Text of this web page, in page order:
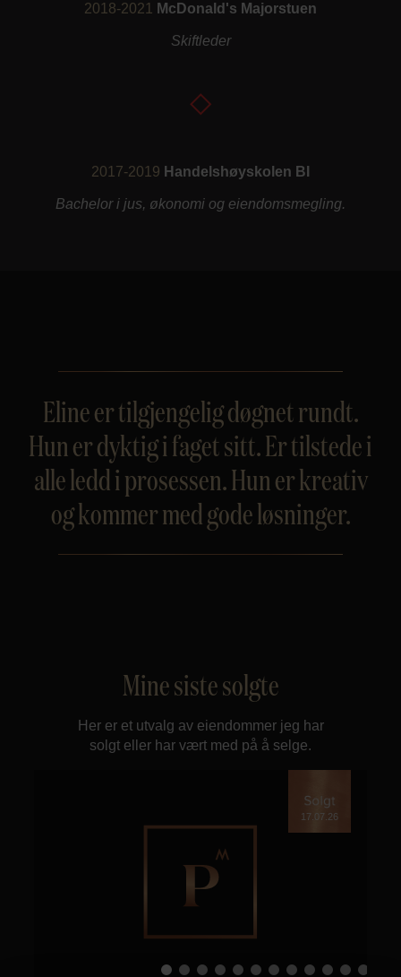
2018-2021 McDonald's Majorstuen
Skiftleder
2017-2019 Handelshøyskolen BI
Bachelor i jus, økonomi og eiendomsmegling.
Eline er tilgjengelig døgnet rundt.
Hun er dyktig i faget sitt. Er tilstede i
alle ledd i prosessen. Hun er kreativ
og kommer med gode løsninger.
Mine siste solgte
Her er et utvalg av eiendommer jeg har
solgt eller har vært med på å selge.
17.07.26